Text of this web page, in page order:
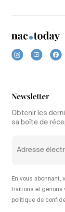
Newsletter
Obtenir les
sa boîte de
En vous
traitions et gérions
politique de